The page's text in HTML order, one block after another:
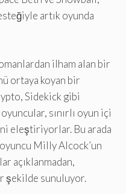
artık oyunda
ilham alan bir
ortaya koyan bir
Sidekick gibi
sınırlı oyun içi
eleştiriyorlar. Bu arada
Milly Alcock’un
açıklanmadan,
şekilde sunuluyor.